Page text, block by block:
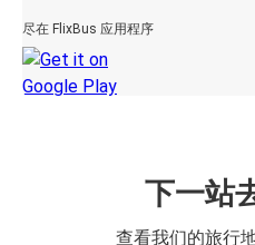
尽在 FlixBus 应用程序
下一站
查看我们的旅行